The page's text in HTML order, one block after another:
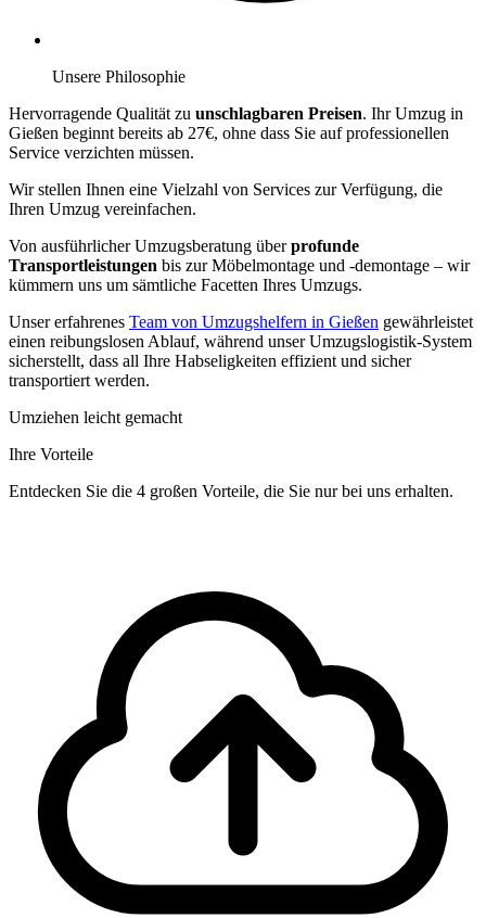
Unsere Philosophie
Hervorragende Qualität zu unschlagbaren Preisen. Ihr Umzug in
Gießen beginnt bereits ab 27€, ohne dass Sie auf professionellen
Service verzichten müssen.
Wir stellen Ihnen eine Vielzahl von Services zur Verfügung, die
Ihren Umzug vereinfachen.
Von ausführlicher Umzugsberatung überprofunde
Transportleistungen bis zur Möbelmontage und -demontage – wir
kümmern uns um sämtliche Facetten Ihres Umzugs.
Unser erfahrenes Team von Umzugshelfern in Gießen gewährleistet
einen reibungslosen Ablauf, während unser Umzugslogistik-System
sicherstellt, dass all Ihre Habseligkeiten effizient und sicher
transportiert werden.
Umziehen leicht gemacht
Ihre Vorteile
Entdecken Sie die 4 großen Vorteile, die Sie nur bei uns erhalten.